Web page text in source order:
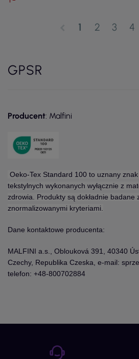
1 2 3 4
GPSR
Producent: Malfini
Oeko-Tex Standard 100 to uznany
tekstylnych wykonanych wyłącznie z
zdrowia. Produkty są dokładnie badane
znormalizowanymi kryteriami.
Dane kontaktowe producenta:
MALFINI a.s., Oblouková 391, 40340
Czechy, Republika Czeska, e-mail:
telefon: +48-800702884